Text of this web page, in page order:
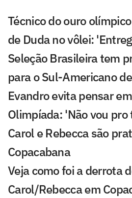
Técnico do ouro
de Duda no vôlei:
Seleção Brasileira tem
para o Sul-Americano
Evandro evita pensar
Olimpíada: 'Não vou
Carol e Rebecca são
Copacabana
Veja como foi a derrota
Carol/Rebecca em